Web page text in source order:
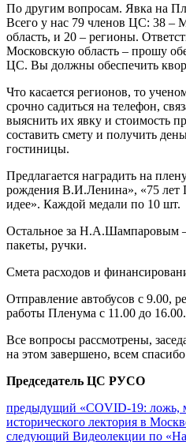
По другим вопросам. Явка на
Всего у нас 79 членов ЦС: 38 –
область, и 20 – регионы.
Московскую область – прошу
ЦС. Вы должны обеспечить
Что касается регионов, то
срочно садиться на телефон,
выяснить их явку и стоимость
составить смету и получить
гостиницы.
Предлагается наградить на
рождения В.И.Ленина», «75 лет
идее». Каждой медали по 10 шт.
Остальное за Н.А.Шампаровым –
пакеты, ручки.
Смета расходов и
Отправление автобусов с 9.00,
работы Пленума с 11.00 до
Все вопросы рассмотрены,
на этом завершено, всем
Председатель ЦС
Навигация
по
предыдущий Предыдущий
пост:
«COVID-19: ложь,
исторического лектория в
следующий Следующее
Видеолекции по